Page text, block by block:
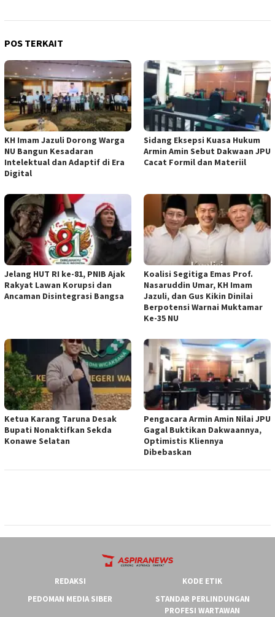
POS TERKAIT
KH Imam Jazuli Dorong Warga
NU Bangun Kesadaran
Intelektual dan Adaptif di Era
Digital
‎Sidang Eksepsi Kuasa Hukum
Armin Amin Sebut Dakwaan JPU
Cacat Formil dan Materiil
Jelang HUT RI ke-81, PNIB Ajak
Rakyat Lawan Korupsi dan
Ancaman Disintegrasi Bangsa
Koalisi Segitiga Emas Prof.
Nasaruddin Umar, KH Imam
Jazuli, dan Gus Kikin Dinilai
Berpotensi Warnai Muktamar
Ke-35 NU
Ketua ‎Karang Taruna Desak
Bupati Nonaktifkan Sekda
Konawe Selatan
‎Pengacara Armin Amin Nilai JPU
Gagal Buktikan Dakwaannya,
Optimistis Kliennya
Dibebaskan
REDAKSI
KODE ETIK
PEDOMAN MEDIA SIBER
STANDAR PERLINDUNGAN
PROFESI WARTAWAN